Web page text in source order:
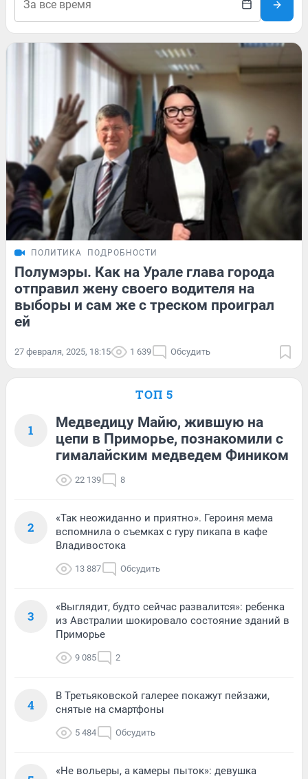
ПОЛИТИКА ПОДРОБНОСТИ
Полумэры. Как на Урале глава города
отправил жену своего водителя на
выборы и сам же с треском проиграл
ей
27 февраля, 2025, 18:15 1 639 Обсудить
ТОП 5
1
Медведицу Майю, жившую на
цепи в Приморье, познакомили с
гималайским медведем Фиником
22 139 8
2
«Так неожиданно и приятно». Героиня мема
вспомнила о съемках с гуру пикапа в кафе
Владивостока
13 887 Обсудить
3
«Выглядит, будто сейчас развалится»: ребенка
из Австралии шокировало состояние зданий в
Приморье
9 085 2
4
В Третьяковской галерее покажут пейзажи,
снятые на смартфоны
5 484 Обсудить
«Не вольеры, а камеры пыток»: девушка